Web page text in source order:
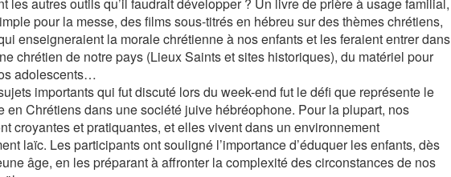
pour la messe, des films sous-titrés en hébreu sur des thèmes chrétiens,
enseigneraient la morale chrétienne à nos enfants et les feraient entrer dans
chrétien de notre pays (Lieux Saints et sites historiques), du matériel pour
adolescents…
importants qui fut discuté lors du week-end fut le défi que représente le
en Chrétiens dans une société juive hébréophone. Pour la plupart, nos
croyantes et pratiquantes, et elles vivent dans un environnement
laïc. Les participants ont souligné l’importance d’éduquer les enfants, dès
âge, en les préparant à affronter la complexité des circonstances de nos